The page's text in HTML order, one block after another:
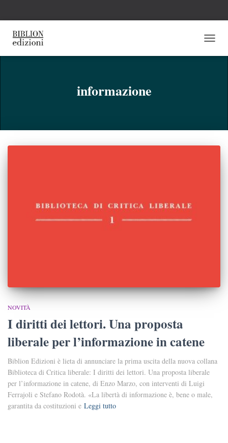
informazione
NOVITÀ
I diritti dei lettori. Una proposta
liberale per l’informazione in catene
Biblion Edizioni è lieta di annunciare la prima uscita della nuova collana
Biblioteca di Critica liberale: I diritti dei lettori. Una proposta liberale
per l’informazione in catene, di Enzo Marzo, con interventi di Luigi
Ferrajoli e Stefano Rodotà. «La libertà di informazione è, bene o male,
garantita da costituzioni e Leggi tutto